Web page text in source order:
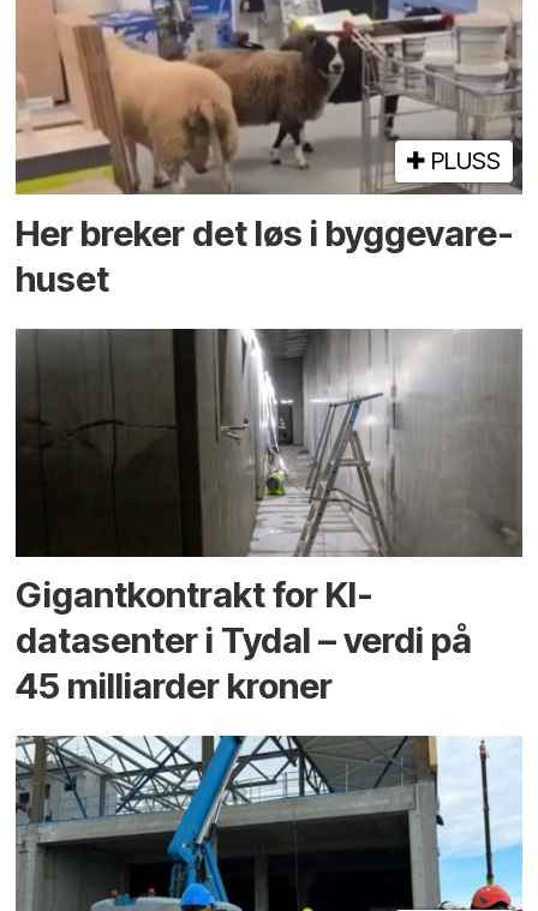
PLUSS
Her breker det løs i bygge­vare­
huset
Gigantkontrakt for KI-
datasenter i Tydal – verdi på
45 milliarder kroner